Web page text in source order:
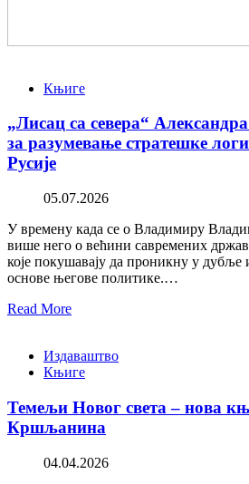
Књиге
„Лисац са севера“
за разумевање стратешке
Русије
05.07.2026
У времену када се о Владимиру
више него о већини савремених
које покушавају да проникну у дубље
основе његове политике.…
Read More
Издаваштво
Књиге
Темељи Новог света – нова
Кршљанина
04.04.2026